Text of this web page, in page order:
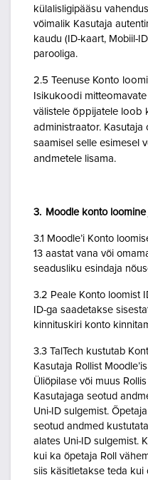
külalisligipääsu
võimalik Kasutaja
kaudu (ID-kaart, Mobiil-
parooliga.
2.5 Teenuse Konto
Isikukoodi
välistele õppijatele loob
administraator.
saamisel selle esimesel
andmetele lisama.
3. Moodle konto
3.1 Moodle’i Konto
13 aastat vana või
seadusliku esindaja
3.2 Peale Konto loomist
ID-ga saadetakse
kinnituskiri konto
3.3 TalTech kustutab
Kasutaja Rollist
Üliõpilase või muus
Kasutajaga seotud
Uni-ID sulgemist.
seotud andmed
alates Uni-ID sulgemist.
kui ka õpetaja Roll
siis käsitletakse teda kui